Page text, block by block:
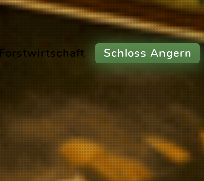
Forstwirtschaft Schloss Angern